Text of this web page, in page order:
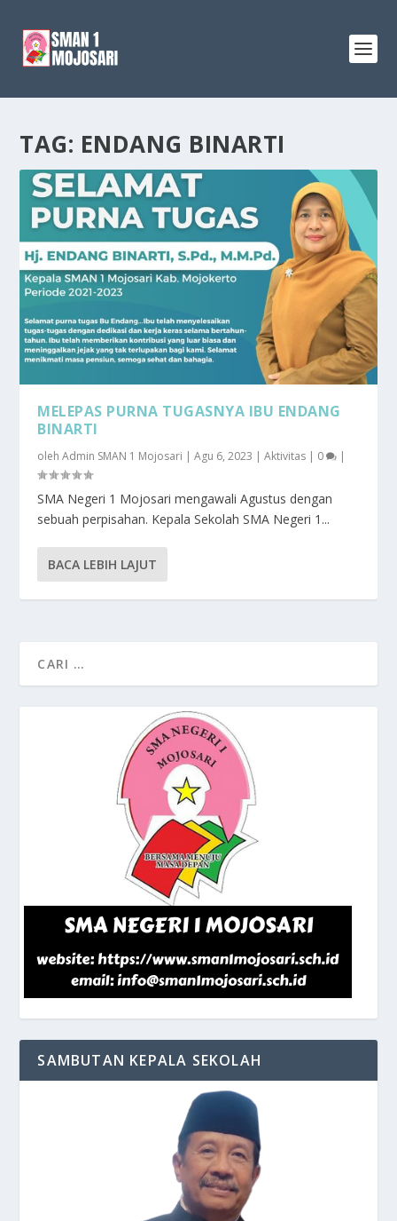
TAG: ENDANG BINARTI
MELEPAS PURNA TUGASNYA IBU ENDANG
BINARTI
olehAdmin SMAN 1 Mojosari |Agu 6, 2023 |Aktivitas | 0 |
SMA Negeri 1 Mojosari mengawali Agustus dengan
sebuah perpisahan. Kepala Sekolah SMA Negeri 1...
BACA LEBIH LAJUT
SAMBUTAN KEPALA SEKOLAH